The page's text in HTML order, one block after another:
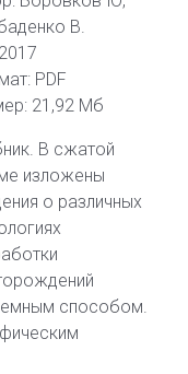
В.
PDF
21,92 Мб
В сжатой
изложены
о различных
способом.